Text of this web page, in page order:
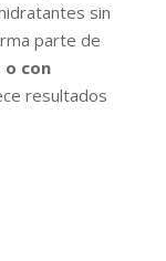
sin
parte de
o con
resultados